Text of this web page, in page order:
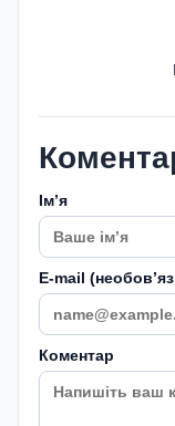
Імʼя
E-mail
Коментар